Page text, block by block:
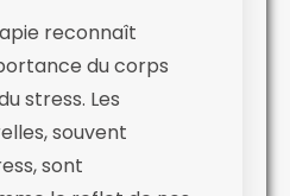
reconnaît
du corps
stress. Les
souvent
sont